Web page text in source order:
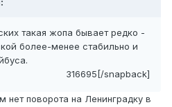
такая жопа бывает редко -
более-менее стабильно и
316695[/snapback]
нет поворота на Ленинградку в